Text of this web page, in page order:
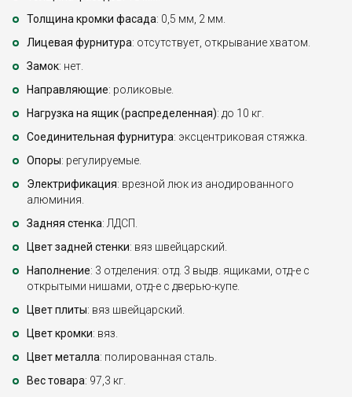
Толщина кромки фасада: 0,5 мм, 2 мм.
Лицевая фурнитура: отсутствует, открывание хватом.
Замок: нет.
Направляющие: роликовые.
Нагрузка на ящик (распределенная): до 10 кг.
Соединительная фурнитура: эксцентриковая стяжка.
Опоры: регулируемые.
Электрификация: врезной люк из анодированного
алюминия.
Задняя стенка: ЛДСП.
Цвет задней стенки: вяз швейцарский.
Наполнение: 3 отделения: отд. 3 выдв. ящиками, отд-е с
открытыми нишами, отд-е с дверью-купе.
Цвет плиты: вяз швейцарский.
Цвет кромки: вяз.
Цвет металла: полированная сталь.
Вес товара: 97,3 кг.